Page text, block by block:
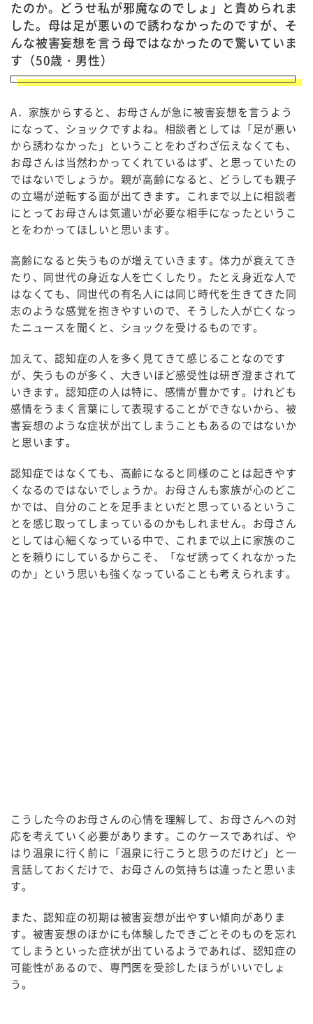
たのか。どうせ私が邪魔なのでしょ」と責められま
した。母は足が悪いので誘わなかったのですが、そ
んな被害妄想を言う母ではなかったので驚いていま
す（50歳・男性）
A．家族からすると、お母さんが急に被害妄想を言うよう
になって、ショックですよね。相談者としては「足が悪い
から誘わなかった」ということをわざわざ伝えなくても、
お母さんは当然わかってくれているはず、と思っていたの
ではないでしょうか。親が高齢になると、どうしても親子
の立場が逆転する面が出てきます。これまで以上に相談者
にとってお母さんは気遣いが必要な相手になったというこ
とをわかってほしいと思います。
高齢になると失うものが増えていきます。体力が衰えてき
たり、同世代の身近な人を亡くしたり。たとえ身近な人で
はなくても、同世代の有名人には同じ時代を生きてきた同
志のような感覚を抱きやすいので、そうした人が亡くなっ
たニュースを聞くと、ショックを受けるものです。
加えて、認知症の人を多く見てきて感じることなのです
が、失うものが多く、大きいほど感受性は研ぎ澄まされて
いきます。認知症の人は特に、感情が豊かです。けれども
感情をうまく言葉にして表現することができないから、被
害妄想のような症状が出てしまうこともあるのではないか
と思います。
認知症ではなくても、高齢になると同様のことは起きやす
くなるのではないでしょうか。お母さんも家族が心のどこ
かでは、自分のことを足手まといだと思っているというこ
とを感じ取ってしまっているのかもしれません。お母さん
としては心細くなっている中で、これまで以上に家族のこ
とを頼りにしているからこそ、「なぜ誘ってくれなかった
のか」という思いも強くなっていることも考えられます。
こうした今のお母さんの心情を理解して、お母さんへの対
応を考えていく必要があります。このケースであれば、や
はり温泉に行く前に「温泉に行こうと思うのだけど」と一
言話しておくだけで、お母さんの気持ちは違ったと思いま
す。
また、認知症の初期は被害妄想が出やすい傾向がありま
す。被害妄想のほかにも体験したできごとそのものを忘れ
てしまうといった症状が出ているようであれば、認知症の
可能性があるので、専門医を受診したほうがいいでしょ
う。